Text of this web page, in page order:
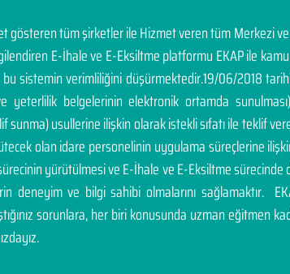
gösteren tüm şirketler ile Hizmet veren tüm Merkezi
E-İhale ve E-Eksiltme platformu EKAP ile
bu sistemin verimliliğini düşürmektedir.19/06/2018
yeterlilik belgelerinin elektronik ortamda
usullerine ilişkin olarak istekli sıfatı ile teklif
olan idare personelinin uygulama süreçlerine
yürütülmesi ve E-İhale ve E-Eksiltme
deneyim ve bilgi sahibi olmalarını sağlamaktır.
sorunlara, her biri konusunda uzman eğitmen